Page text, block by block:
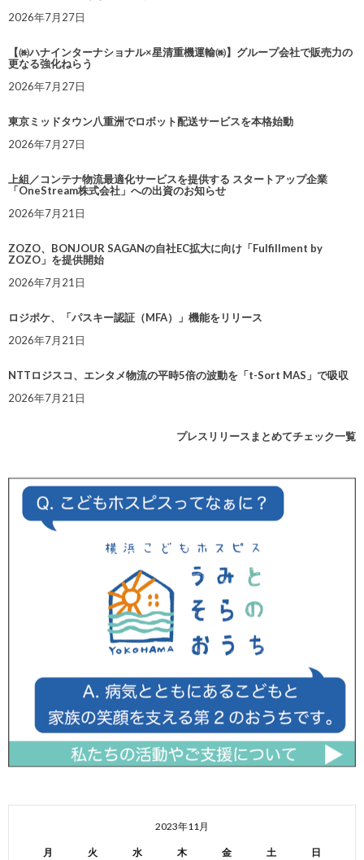
2026年7月27日
【㈱ハナインターナショナル×星清重機運輸㈱】グループ会社で販売力の
更なる強化ねらう
2026年7月27日
東京ミッドタウン八重洲でロボット配送サービスを本格始動
2026年7月27日
上組／コンテナ物流最適化サービスを提供する スタートアップ企業
「OneStream株式会社」への出資のお知らせ
2026年7月21日
ZOZO、BONJOUR SAGANの自社EC拡大に向け「Fulfillment by
ZOZO」を提供開始
2026年7月21日
ロジポケ、「パスキー認証（MFA）」機能をリリース
2026年7月21日
NTTロジスコ、エンタメ物流の平時5倍の波動を「t-Sort MAS」で吸収
2026年7月21日
プレスリリースまとめてチェック一覧
2023年11月
月 火 水 木 金 土 日